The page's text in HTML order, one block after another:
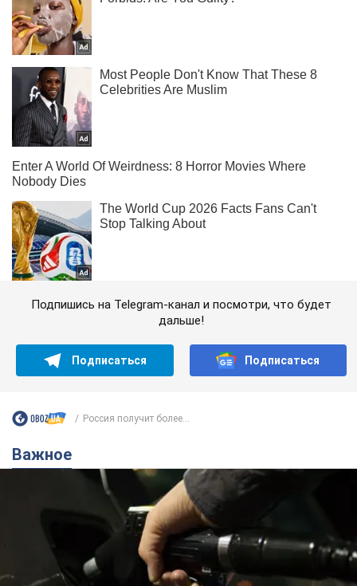
Подпишись на Telegram-канал и посмотри, что будет
дальше!
Подписаться Подписаться
Россия получит более...
Важное